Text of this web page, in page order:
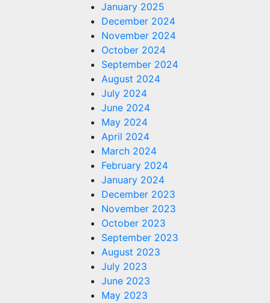
January 2025
December 2024
November 2024
October 2024
September 2024
August 2024
July 2024
June 2024
May 2024
April 2024
March 2024
February 2024
January 2024
December 2023
November 2023
October 2023
September 2023
August 2023
July 2023
June 2023
May 2023